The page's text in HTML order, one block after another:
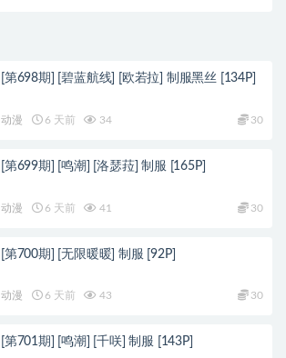
[第698期] [碧蓝航线] [欧若拉] 制服黑丝 [134P]
动漫 6 天前 34 30
[第699期] [鸣潮] [洛瑟菈] 制服 [165P]
动漫 6 天前 41 30
[第700期] [无限暖暖] 制服 [92P]
动漫 6 天前 43 30
[第701期] [鸣潮] [千咲] 制服 [143P]